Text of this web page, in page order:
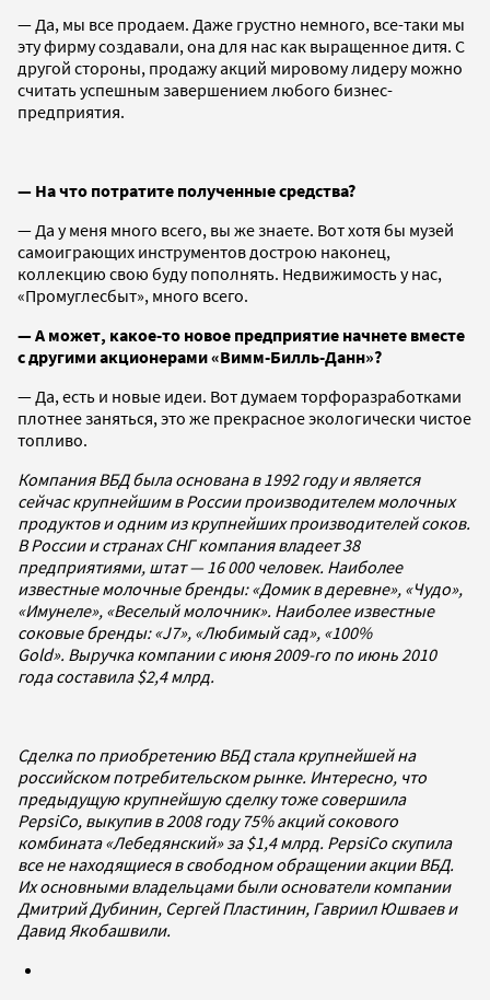
— Да, мы все продаем. Даже грустно немного, все-таки мы
эту фирму создавали, она для нас как выращенное дитя. С
другой стороны, продажу акций мировому лидеру можно
считать успешным завершением любого бизнес-
предприятия.
— На что потратите полученные средства?
— Да у меня много всего, вы же знаете. Вот хотя бы музей
самоиграющих инструментов дострою наконец,
коллекцию свою буду пополнять. Недвижимость у нас,
«Промуглесбыт», много всего.
— А может, какое-то новое предприятие начнете вместе
с другими акционерами «Вимм-Билль-Данн»?
— Да, есть и новые идеи. Вот думаем торфоразработками
плотнее заняться, это же прекрасное экологически чистое
топливо.
Компания ВБД была основана в 1992 году и является
сейчас крупнейшим в России производителем молочных
продуктов иодним из крупнейших производителей соков.
В России и странах СНГ компания владеет 38
предприятиями, штат — 16 000 человек. Наиболее
известные молочные бренды: «Домик в деревне», «Чудо»,
«Имунеле», «Веселый молочник». Наиболее известные
соковые бренды: «J7», «Любимый сад», «100%
Gold». Выручка компании с июня 2009-го по июнь 2010
года составила $2,4 млрд.
Сделка по приобретению ВБД стала крупнейшей на
российском потребительском рынке. Интересно, что
предыдущую крупнейшую сделку тоже совершила
PepsiCo, выкупив в 2008 году 75% акций сокового
комбината «Лебедянский» за $1,4 млрд. PepsiCo скупила
все не находящиеся в свободном обращении акции ВБД.
Их основными владельцами были основатели компании
Дмитрий Дубинин, Сергей Пластинин, Гавриил Юшваеви
Давид Якобашвили.